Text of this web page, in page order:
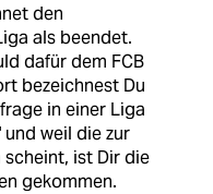
den
als beendet.
dafür dem FCB
bezeichnest Du
in einer Liga
weil die zur
ist Dir die
gekommen.